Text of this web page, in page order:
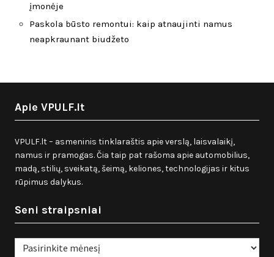
įmonėje
Paskola būsto remontui: kaip atnaujinti namus
neapkraunant biudžeto
Apie VPULF.lt
VPULF.lt – asmeninis tinklaraštis apie verslą, laisvalaikį,
namus ir pramogas. Čia taip pat rašoma apie automobilius,
madą, stilių, sveikatą, šeimą, keliones, technologijas ir kitus
rūpimus dalykus.
Seni straipsniai
Seni